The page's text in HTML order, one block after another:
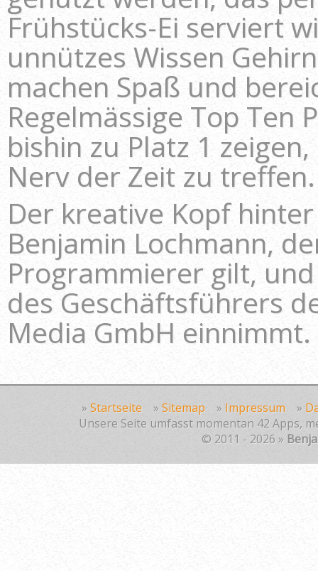
Frühstücks-Ei serviert
unnützes Wissen
machen Spaß und
Regelmässige Top Ten
bishin zu Platz 1
Nerv der Zeit zu treffen.
Der kreative Kopf
Benjamin Lochmann,
Programmierer gilt,
des Geschäftsführers
Media GmbH einnimmt.
» Startseite » Sitemap » Impressum »
Unsere Seite umfasst momentan 42 Apps,
© 2011 - 2026 »